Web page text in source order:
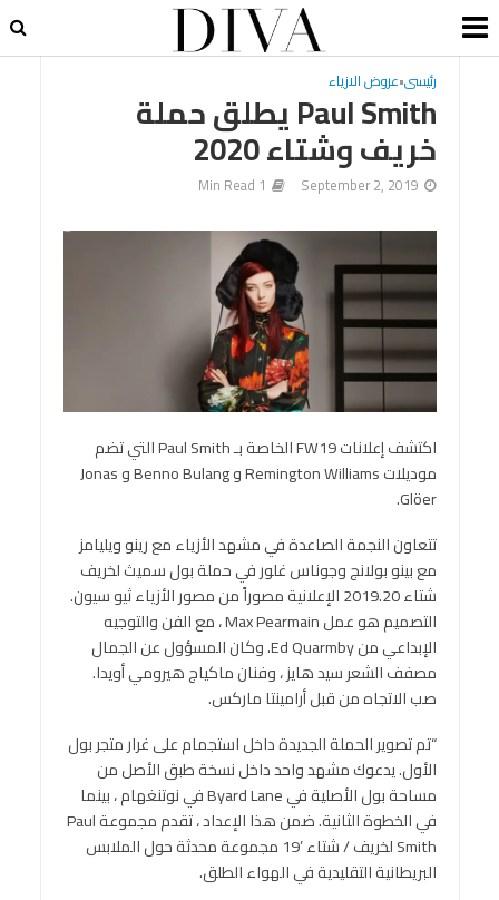
رئيسى•عروض الازياء
Paul Smith يطلق حملة
خريف وشتاء 2020
September 2, 2019
1 Min Read
اكتشف إعلانات FW19 الخاصة بـ Paul Smith التي تضم
موديلات Remington Williams و Benno Bulang و Jonas
Glöer.
تتعاون النجمة الصاعدة في مشهد الأزياء مع رينو ويليامز
مع بينو بولانج وجوناس غلور في حملة بول سميث لخريف
شتاء 2019.20 الإعلانية مصوراً من مصور الأزياء ثيو سيون.
التصميم هو عمل Max Pearmain ، مع الفن والتوجيه
الإبداعي من Ed Quarmby. وكان المسؤول عن الجمال
مصفف الشعر سيد هايز ، وفنان ماكياج هيرومي أويدا.
صب الاتجاه من قبل أرامينتا ماركس.
“تم تصوير الحملة الجديدة داخل استجمام على غرار متجر بول
الأول. يدعوك مشهد واحد داخل نسخة طبق الأصل من
مساحة بول الأصلية في Byard Lane في نوتنغهام ، بينما
في الخطوة الثانية. ضمن هذا الإعداد ، تقدم مجموعة Paul
Smith لخريف / شتاء ’19 مجموعة محدثة حول الملابس
البريطانية التقليدية في الهواء الطلق.